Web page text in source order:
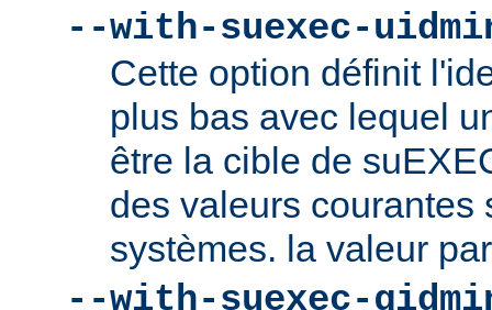
--with-suexec-
Cette option définit
plus bas avec lequel
être la cible de
des valeurs courantes
systèmes. la valeur
--with-suexec-